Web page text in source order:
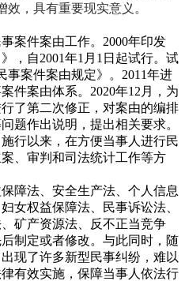
，具有重要现实意义。
件案由工作。2000年印发
，自2001年1月1日起试行。试
事案件案由规定》。2011年进
件案由体系。2020年12月，为
了第二次修正，对案由的编排
题作出说明，提出相关要求。
行以来，在方便当事人进行民
、审判和司法统计工作等方
法、安全生产法、个人信息
女权益保障法、民事诉讼法、
矿产资源法、反不正当竞争
制定或者修改。与此同时，随
现了许多新型民事纠纷，难以
有效实施，保障当事人依法行